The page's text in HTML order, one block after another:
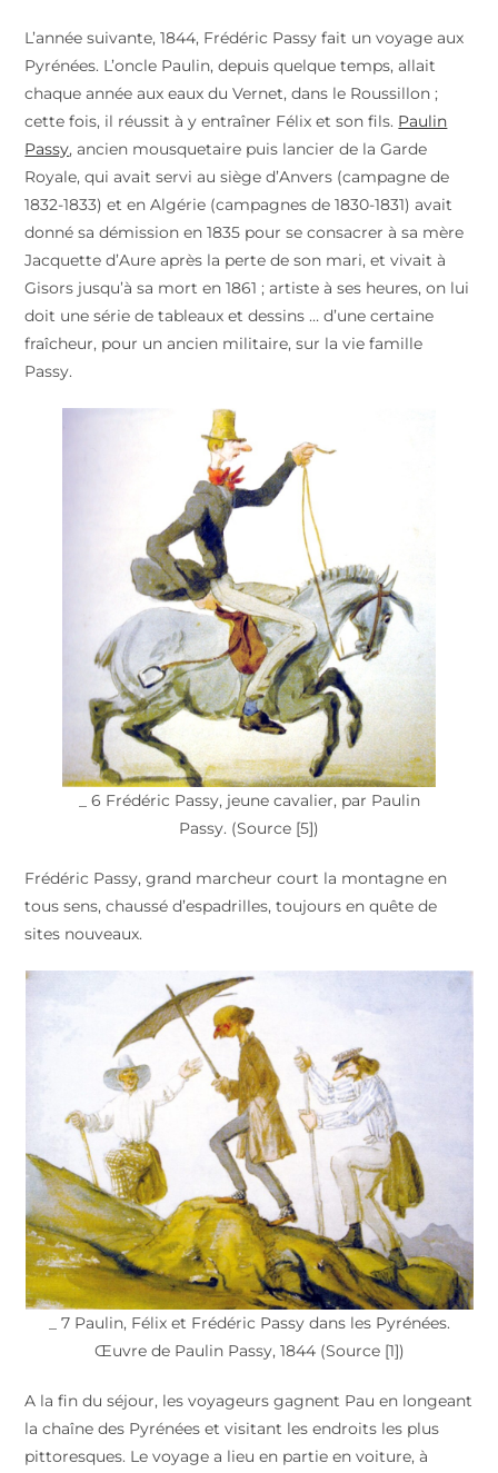
L’année suivante, 1844, Frédéric Passy fait un voyage aux
Pyrénées. L’oncle Paulin, depuis quelque temps, allait
chaque année aux eaux du Vernet, dans le Roussillon ;
cette fois, il réussit à y entraîner Félix et son fils. Paulin
Passy, ancien mousquetaire puis lancier de la Garde
Royale, qui avait servi au siège d’Anvers (campagne de
1832-1833) et en Algérie (campagnes de 1830-1831) avait
donné sa démission en 1835 pour se consacrer à sa mère
Jacquette d’Aure après la perte de son mari, et vivait à
Gisors jusqu’à sa mort en 1861 ; artiste à ses heures, on lui
doit une série de tableaux et dessins … d’une certaine
fraîcheur, pour un ancien militaire, sur la vie famille
Passy.
_ 6 Frédéric Passy, jeune cavalier, par Paulin
Passy. (Source [5])
Frédéric Passy, grand marcheur court la montagne en
tous sens, chaussé d’espadrilles, toujours en quête de
sites nouveaux.
_ 7 Paulin, Félix et Frédéric Passy dans les Pyrénées.
Œuvre de Paulin Passy, 1844 (Source [1])
A la fin du séjour, les voyageurs gagnent Pau en longeant
la chaîne des Pyrénées et visitant les endroits les plus
pittoresques. Le voyage a lieu en partie en voiture, à